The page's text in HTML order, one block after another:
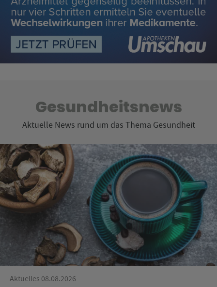
Gesundheitsnews
Aktuelle News rund um das Thema Gesundheit
Aktuelles 08.08.2026